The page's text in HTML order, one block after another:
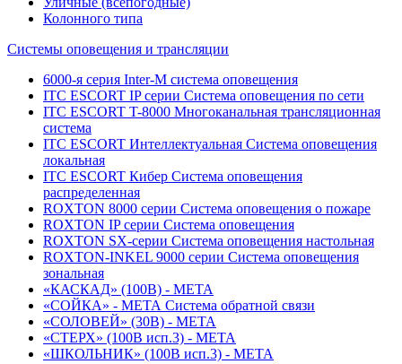
Колонного типа
Системы оповещения и трансляции
6000-я серия Inter-M система оповещения
ITC ESCORT IP серии Система оповещения по сети
ITC ESCORT T-8000 Многоканальная трансляционная
система
ITC ESCORT Интеллектуальная Система оповещения
локальная
ITC ESCORT Кибер Система оповещения
распределенная
ROXTON 8000 серии Система оповещения о пожаре
ROXTON IP серии Система оповещения
ROXTON SX-серии Система оповещения настольная
ROXTON-INKEL 9000 серии Система оповещения
зональная
«КАСКАД» (100В) - МЕТА
«СОЙКА» - МЕТА Система обратной связи
«СОЛОВЕЙ» (30В) - МЕТА
«СТЕРХ» (100В исп.3) - МЕТА
«ШКОЛЬНИК» (100В исп.3) - МЕТА